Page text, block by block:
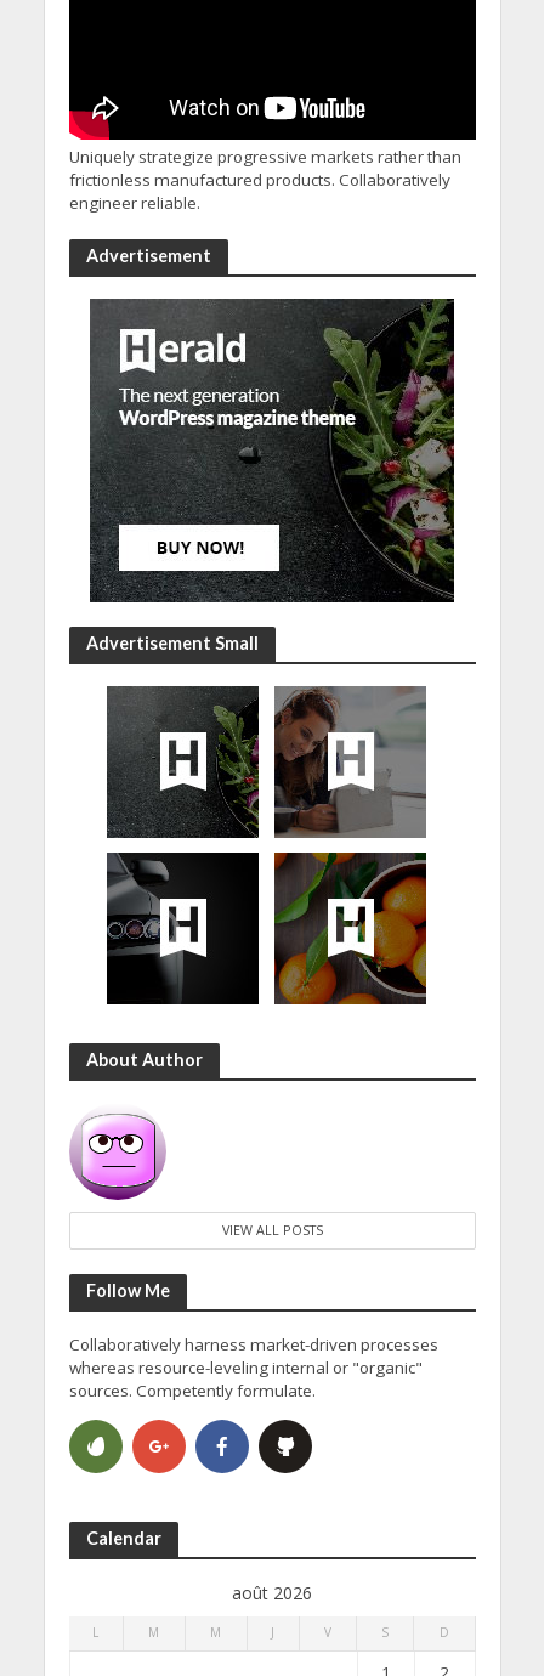
Uniquely strategize progressive markets rather than
frictionless manufactured products. Collaboratively
engineer reliable.
Advertisement
Advertisement Small
About Author
VIEW ALL POSTS
Follow Me
Collaboratively harness market-driven processes
whereas resource-leveling internal or "organic"
sources. Competently formulate.
Calendar
août 2026
L M M J V S D